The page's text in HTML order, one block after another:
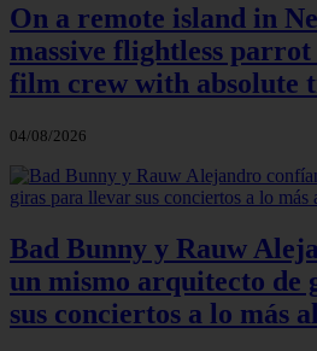
On a remote island in
massive flightless parrot
film crew with absolute
04/08/2026
Bad Bunny y Rauw
un mismo arquitecto de
sus conciertos a lo más